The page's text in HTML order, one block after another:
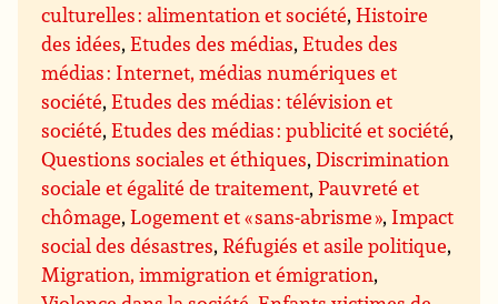
culturelles : alimentation et société,Histoire
des idées,Etudes des médias,Etudes des
médias : Internet, médias numériques et
société,Etudes des médias : télévision et
société,Etudes des médias : publicité et société,
Questions sociales et éthiques,Discrimination
sociale et égalité de traitement,Pauvreté et
chômage,Logement et « sans-abrisme », Impact
social des désastres,Réfugiés et asile politique,
Migration, immigration et émigration,